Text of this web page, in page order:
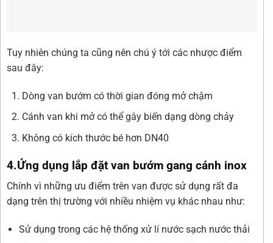
Tuy nhiên chúng ta cũng nên chú ý tới các nhược điểm
sau đây:
Dòng van bướm có thời gian đóng mở chậm
Cánh van khi mở có thể gây biến dạng dòng chảy
Không có kích thước bé hơn DN40
4.Ứng dụng lắp đặt van bướm gang cánh inox
Chính vì những ưu điểm trên van được sử dụng rất đa
dạng trên thị trường với nhiều nhiệm vụ khác nhau như:
Sử dụng trong các hệ thống xử lí nước sạch nước thải